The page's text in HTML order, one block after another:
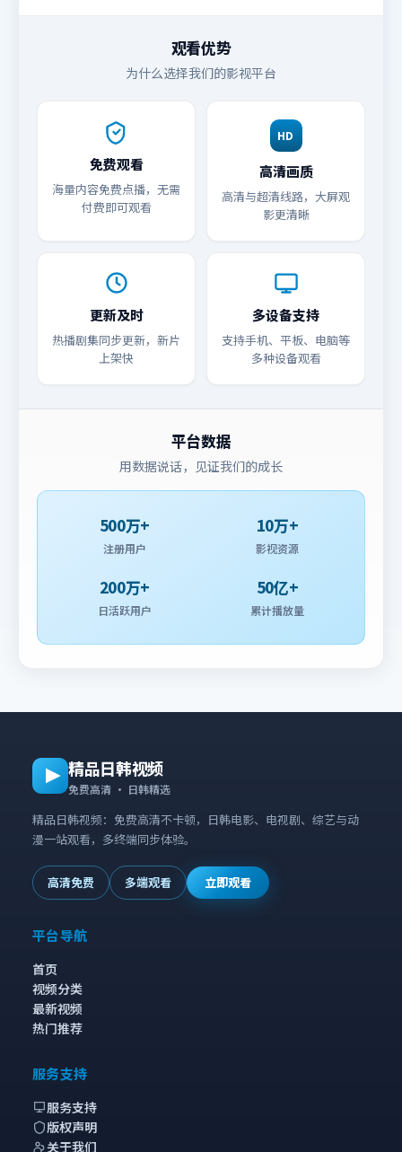
观看优势
为什么选择我们的影视平台
免费观看
海量内容免费点播，无需
付费即可观看
HD
高清画质
高清与超清线路，大屏观
影更清晰
更新及时
热播剧集同步更新，新片
上架快
多设备支持
支持手机、平板、电脑等
多种设备观看
平台数据
用数据说话，见证我们的成长
500万+
注册用户
10万+
影视资源
200万+
日活跃用户
50亿+
累计播放量
精品日韩视频
免费高清 · 日韩精选
精品日韩视频：免费高清不卡顿，日韩电影、电视剧、综艺与动
漫一站观看，多终端同步体验。
高清免费 多端观看 立即观看
平台导航
首页
视频分类
最新视频
热门推荐
服务支持
服务支持
版权声明
关于我们